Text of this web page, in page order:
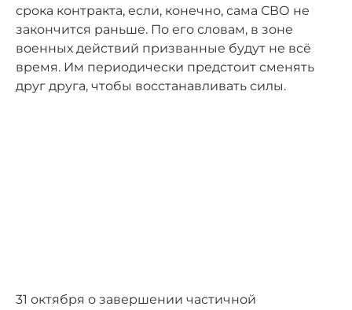
срока контракта, если, конечно, сама СВО не
закончится раньше. По его словам, в зоне
военных действий призванные будут не всё
время. Им периодически предстоит сменять
друг друга, чтобы восстанавливать силы.
31 октября о завершении частичной